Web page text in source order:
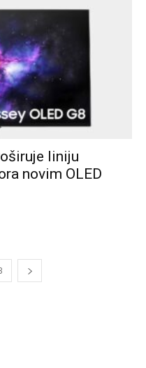
liniju
novim OLED